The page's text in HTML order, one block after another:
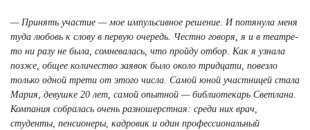
— Принять участие — мое импульсивное решение. И потянула меня
туда любовь к слову в первую очередь. Честно говоря, я и в театре-
то ни разу не была, сомневалась, что пройду отбор. Как я узнала
позже, общее количество заявок было около тридцати, повезло
только одной трети от этого числа. Самой юной участницей стала
Мария, девушке 20 лет, самой опытной — библиотекарь Светлана.
Компания собралась очень разношерстная: среди них врач,
студенты, пенсионеры, кадровик и один профессиональный